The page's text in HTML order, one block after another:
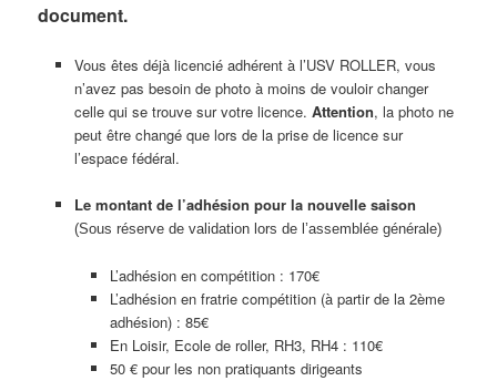
document.
Vous êtes déjà licencié adhérent à l’USV ROLLER, vous
n’avez pas besoin de photo à moins de vouloir changer
celle qui se trouve sur votre licence. Attention, la photo ne
peut être changé que lors de la prise de licence sur
l’espace fédéral.
Le montant de l’adhésion pour la nouvelle saison
(Sous réserve de validation lors de l’assemblée générale)
L’adhésion en compétition : 170€
L’adhésion en fratrie compétition (à partir de la 2ème
adhésion) : 85€
En Loisir, Ecole de roller, RH3, RH4 : 110€
50 € pour les non pratiquants dirigeants